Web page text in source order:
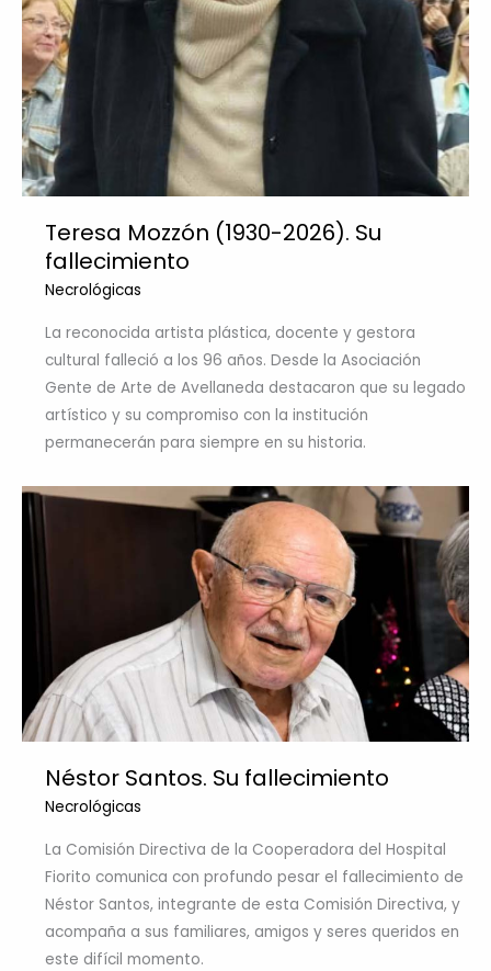
Teresa Mozzón (1930-2026). Su
fallecimiento
Necrológicas
La reconocida artista plástica, docente y gestora
cultural falleció a los 96 años. Desde la Asociación
Gente de Arte de Avellaneda destacaron que su legado
artístico y su compromiso con la institución
permanecerán para siempre en su historia.
Néstor Santos. Su fallecimiento
Necrológicas
La Comisión Directiva de la Cooperadora del Hospital
Fiorito comunica con profundo pesar el fallecimiento de
Néstor Santos, integrante de esta Comisión Directiva, y
acompaña a sus familiares, amigos y seres queridos en
este difícil momento.